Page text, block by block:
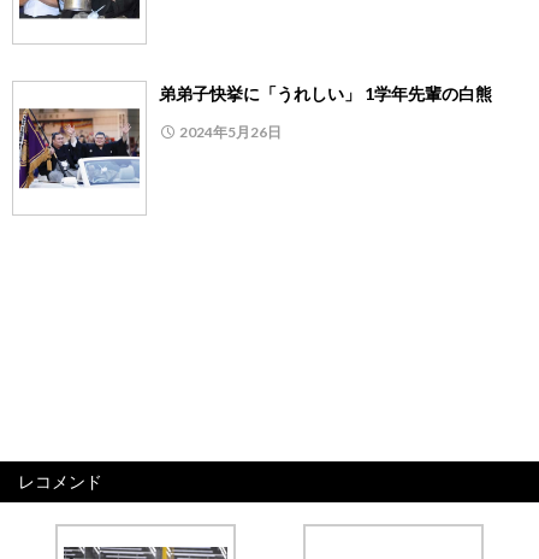
弟弟子快挙に「うれしい」 1学年先輩の白熊
2024年5月26日
レコメンド